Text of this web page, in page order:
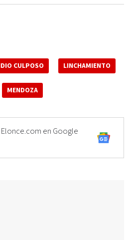
CULPOSO LINCHAMIENTO
MENDOZA
en Google